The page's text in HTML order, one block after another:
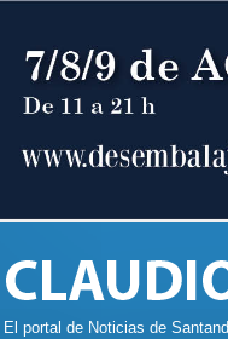
El portal de Noticias de